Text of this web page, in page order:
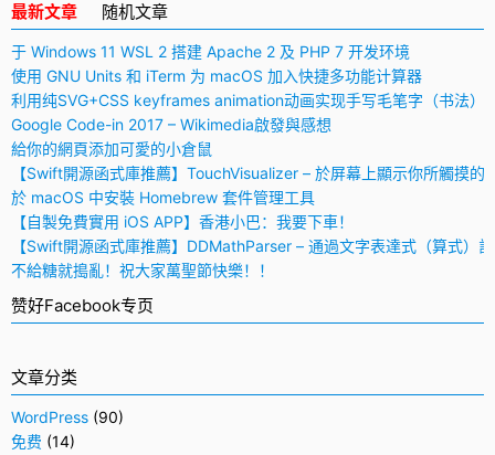
最新文章 随机文章
于 Windows 11 WSL 2 搭建 Apache 2 及 PHP 7 开发环境
使用 GNU Units 和 iTerm 为 macOS 加入快捷多功能计算器
利用纯SVG+CSS keyframes animation动画实现手写毛笔字（书法）
Google Code-in 2017 – Wikimedia啟發與感想
給你的網頁添加可愛的小倉鼠
【Swift開源函式庫推薦】TouchVisualizer – 於屏幕上顯示你所觸摸的
於 macOS 中安裝 Homebrew 套件管理工具
【自製免費實用 iOS APP】香港小巴：我要下車！
【Swift開源函式庫推薦】DDMathParser – 通過文字表達式（算式）
不給糖就搗亂！祝大家萬聖節快樂！！
赞好Facebook专页
文章分类
WordPress (90)
免费 (14)